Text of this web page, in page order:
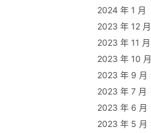
2024 年 1 月
2023 年 12 月
2023 年 11 月
2023 年 10 月
2023 年 9 月
2023 年 7 月
2023 年 6 月
2023 年 5 月